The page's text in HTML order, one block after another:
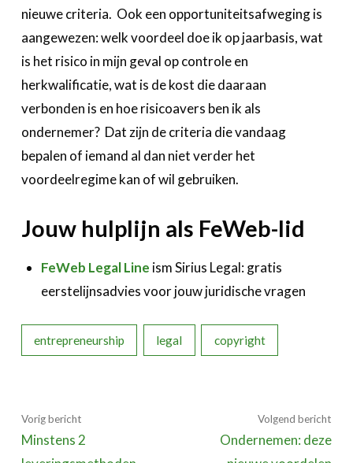
nieuwe criteria. Ook een opportuniteitsafweging is
aangewezen: welk voordeel doe ik op jaarbasis, wat
is het risico in mijn geval op controle en
herkwalificatie, wat is de kost die daaraan
verbonden is en hoe risicoavers ben ik als
ondernemer? Dat zijn de criteria die vandaag
bepalen of iemand al dan niet verder het
voordeelregime kan of wil gebruiken.
Jouw hulplijn als FeWeb-lid
FeWeb Legal Line ism Sirius Legal: gratis
eerstelijnsadvies voor jouw juridische vragen
entrepreneurship legal copyright
Vorig bericht
Minstens 2
Volgend bericht
Ondernemen: deze